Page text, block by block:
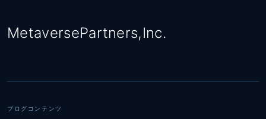
MetaversePartners,Inc.
ブログコンテンツ